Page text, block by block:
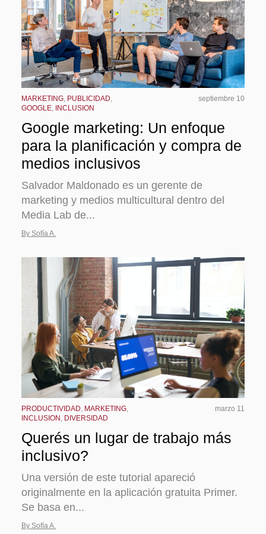
MARKETING PUBLICIDAD
GOOGLE INCLUSION
septiembre 10
Google marketing: Un enfoque
para la planificación y compra de
medios inclusivos
Salvador Maldonado es un gerente de
marketing y medios multicultural dentro del
Media Lab de...
By Sofía A.
PRODUCTIVIDAD MARKETING
INCLUSION DIVERSIDAD
marzo 11
Querés un lugar de trabajo más
inclusivo?
Una versión de este tutorial apareció
originalmente en la aplicación gratuita Primer.
Se basa en...
By Sofía A.